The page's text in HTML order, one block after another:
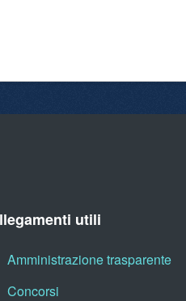
utili
Amministrazione trasparente
Concorsi